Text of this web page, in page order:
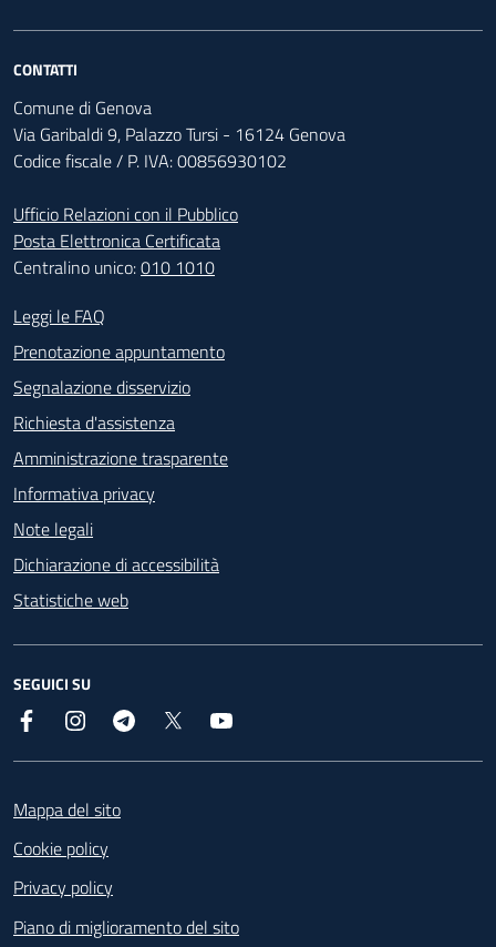
CONTATTI
Comune di Genova
Via Garibaldi 9, Palazzo Tursi - 16124 Genova
Codice fiscale / P. IVA: 00856930102
Ufficio Relazioni con il Pubblico
Posta Elettronica Certificata
Centralino unico:010 1010
Footer - Contatti
Leggi le FAQ
Prenotazione appuntamento
Segnalazione disservizio
Richiesta d'assistenza
Amministrazione trasparente
Informativa privacy
Note legali
Dichiarazione di accessibilità
Statistiche web
SEGUICI SU
Facebook InstagramTelegram
Mappa del sito
Cookie policy
Privacy policy
Piano di miglioramento del sito